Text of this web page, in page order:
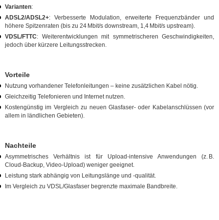
Varianten:
ADSL2/ADSL2+: Verbesserte Modulation, erweiterte Frequenzbänder und
höhere Spitzenraten (bis zu 24 Mbit/s downstream, 1,4 Mbit/s upstream).
VDSL/FTTC: Weiterentwicklungen mit symmetrischeren Geschwindigkeiten,
jedoch über kürzere Leitungsstrecken.
Vorteile
Nutzung vorhandener Telefonleitungen – keine zusätzlichen Kabel nötig.
Gleichzeitig Telefonieren und Internet nutzen.
Kostengünstig im Vergleich zu neuen Glasfaser‑ oder Kabelanschlüssen (vor
allem in ländlichen Gebieten).
Nachteile
Asymmetrisches Verhältnis ist für Upload‑intensive Anwendungen (z. B.
Cloud‑Backup, Video‑Upload) weniger geeignet.
Leistung stark abhängig von Leitungslänge und -qualität.
Im Vergleich zu VDSL/Glasfaser begrenzte maximale Bandbreite.